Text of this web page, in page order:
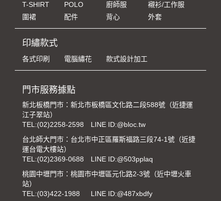
T-SHIRT POLO 廚師服
襯衫/工作服
圍裙
配件 背心 外套
印繡款式
各式印刷 電腦繡花 款式設計加工
門市服務據點
新北板橋門市：新北市板橋區文化路二段588號（近捷運
江子翠站）
TEL:(02)2258-2598
LINE ID:@bloc.tw
台北師大門市：台北市中正區羅斯福路三段74-1號（近捷
運台電大樓站）
TEL:(02)2369-0688
LINE ID:@503pplaq
桃園中壢門市：桃園市中壢區元化路2-3號（近中壢火車
站）
TEL:(03)422-1988 LINE ID:@487xbdfy